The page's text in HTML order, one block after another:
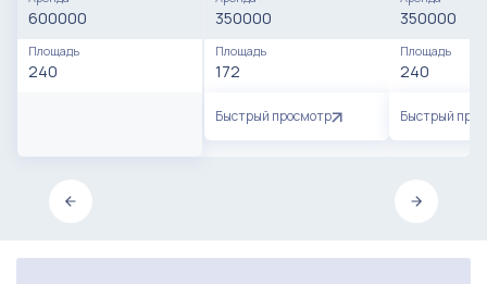
600000
Площадь
240
350000
Площадь
172
Быстрый просмотр
350000
Площадь
240
Быстрый